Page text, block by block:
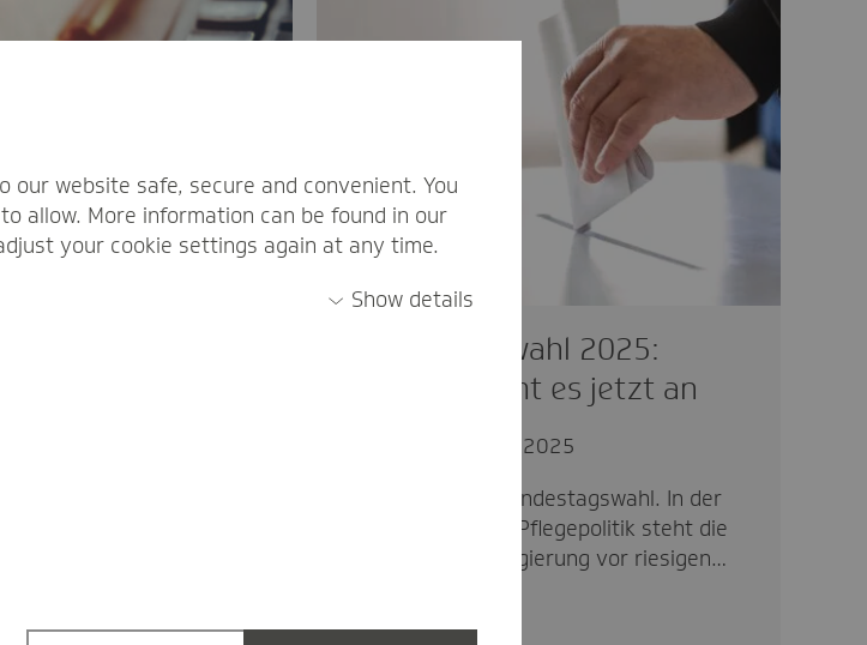
Die Zeit
Bundestagswahl 2025:
Darauf kommt es jetzt an
19.02.2025
Am Sonntag ist Bundestagswahl. In der
Gesundheits- und Pflegepolitik steht die
nächste Bundesregierung vor riesigen…
our website safe, secure and convenient. You
allow. More information can be found in our
your cookie settings again at any time.
Show details